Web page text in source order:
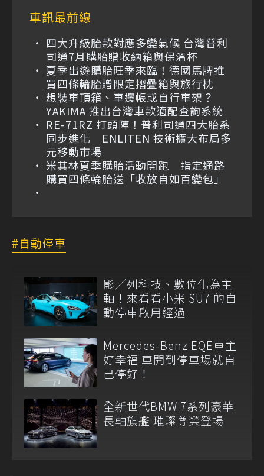
車訊最前線
四大升級胎款對應多變氣候 台灣普利
司通7月購胎贈收納箱與保溫杯
夏季出遊購胎旺季來臨！德國馬牌推
買四條輪胎贈限定摺疊箱與旅行枕
想裝車頂箱、車邊帳或自行車架？
YAKIMA 推出台灣車款適配查詢系統
RE-71RZ 打頭陣！普利司通四大胎系
同步進化 ENLITEN 技術擴大布局多
元移動市場
米其林夏季購胎活動開跑 指定通路
購買四條輪胎送「收放自如百變包」
自動停車
影／列科技、數位化為主
軸！來看看小米 SU7 的自
動停車啟用經過
Mercedes-Benz EQE車主
好幸福 車開到停車場就自
己停好！
全新世代BMW 7系列豪華
長軸旗艦 璀璨尊榮登場